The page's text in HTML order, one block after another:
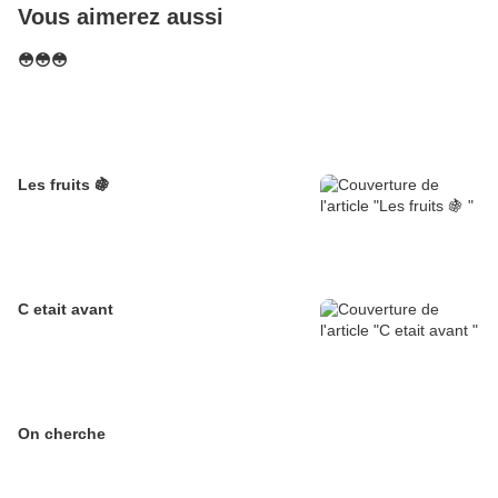
Vous aimerez aussi
😳😳😳
Les fruits 🍇
C etait avant
On cherche